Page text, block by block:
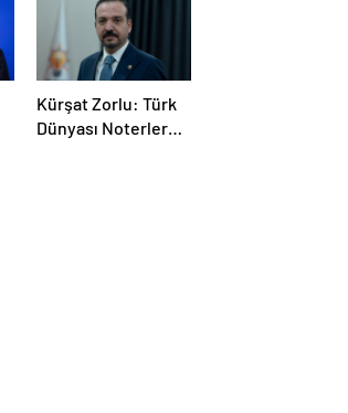
Kürşat Zorlu: Türk
Dünyası Noterler
Birliği kuruldu